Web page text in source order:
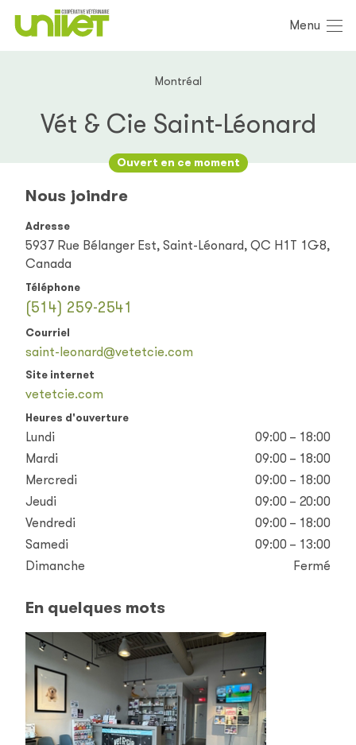
Menu
Montréal
Vét & Cie Saint-Léonard
Ouvert en ce moment
Nous joindre
Adresse
5937 Rue Bélanger Est, Saint-Léonard, QC H1T 1G8,
Canada
Téléphone
(514) 259-2541
Courriel
saint-leonard@vetetcie.com
Site internet
vetetcie.com
Heures d'ouverture
Lundi
09:00 – 18:00
Mardi
09:00 – 18:00
Mercredi
09:00 – 18:00
Jeudi
09:00 – 20:00
Vendredi
09:00 – 18:00
Samedi
09:00 – 13:00
Dimanche
Fermé
En quelques mots